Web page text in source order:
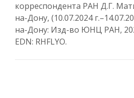
корреспондента РАН Д.Г.
на-Дону, (10.07.2024
на-Дону: Изд-во ЮНЦ РАН,
EDN: RHFLYO.